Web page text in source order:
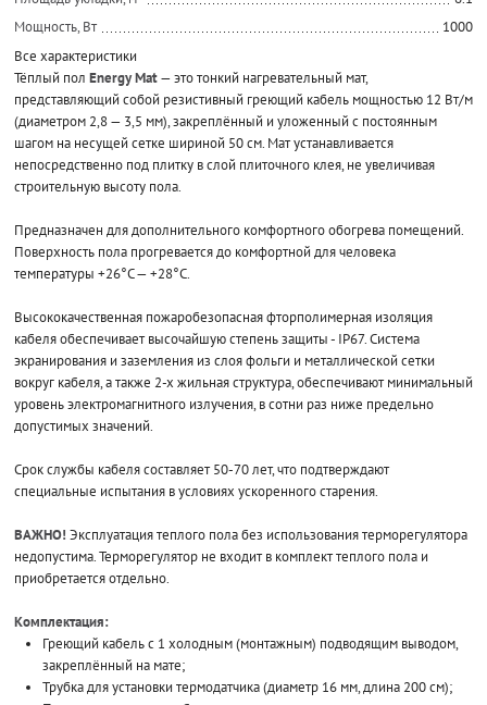
Мощность, Вт
1000
Все характеристики
Тёплый пол Energy Mat— это тонкий нагревательный мат,
представляющий собой резистивный греющий кабель мощностью 12 Вт/м
(диаметром 2,8 — 3,5 мм), закреплённый и уложенный с постоянным
шагом на несущей сетке шириной 50 см. Мат устанавливается
непосредственно под плитку в слой плиточного клея, не увеличивая
строительную высоту пола.
Предназначен для дополнительного комфортного обогрева помещений.
Поверхность пола прогревается до комфортной для человека
температуры +26°С — +28°С.
Высококачественная пожаробезопасная фторполимерная изоляция
кабеля обеспечивает высочайшую степень защиты - IP67. Система
экранирования и заземления из слоя фольги и металлической сетки
вокруг кабеля, а также 2-х жильная структура, обеспечивают минимальный
уровень электромагнитного излучения, в сотни раз ниже предельно
допустимых значений.
Срок службы кабеля составляет 50-70 лет, что подтверждают
специальные испытания в условиях ускоренного старения.
ВАЖНО! Эксплуатация теплого пола без использования терморегулятора
недопустима. Терморегулятор не входит в комплект теплого пола и
приобретается отдельно.
Комплектация:
Греющий кабель с 1 холодным (монтажным) подводящим выводом,
закреплённый на мате;
Трубка для установки термодатчика (диаметр 16 мм, длина 200 см);